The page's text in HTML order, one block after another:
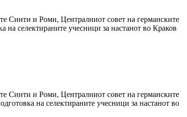
Синти и Роми, Централниот совет на германските
селектираните учесници за настанот во Краков
Синти и Роми, Централниот совет на германските
на селектираните учесници за настанот во